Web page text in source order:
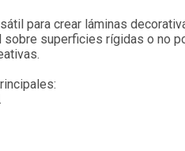
para crear láminas
superficies rígidas o no